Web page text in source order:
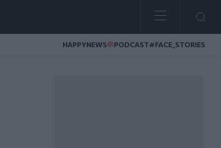
HAPPYNEWS PODCAST#FACE_STORIES